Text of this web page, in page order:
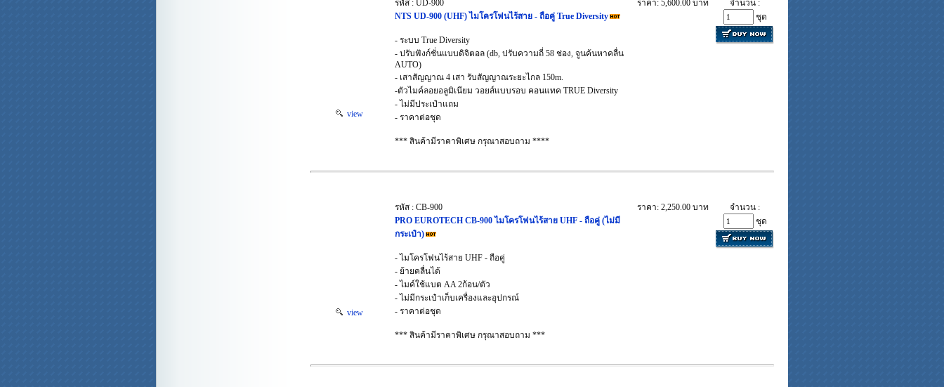
view
รหัส : UD-900
NTS UD-900 (UHF) ไมโครโฟนไร้สาย - ถือคู่ True Diversity
- ระบบ True Diversity
- ปรับฟังก์ชั่นแบบดิจิตอล (db, ปรับความถี่ 58 ช่อง, จูนค้นหาคลื่น
AUTO)
- เสาสัญญาณ 4 เสา รับสัญญาณระยะไกล 150m.
-ตัวไมค์ลอยอลูมิเนียม วอยส์แบบรอบ คอนแทค TRUE Diversity
- ไม่มีประเป๋าแถม
- ราคาต่อชุด
*** สินค้ามีราคาพิเศษ กรุณาสอบถาม ****
ราคา: 5,600.00 บาท
จำนวน :
ชุด
view
รหัส : CB-900
PRO EUROTECH CB-900 ไมโครโฟนไร้สาย UHF - ถือคู่ (ไม่มี
กระเป๋า)
- ไมโครโฟนไร้สาย UHF - ถือคู่
- ย้ายคลื่นได้
- ไมค์ใช้แบต AA 2ก้อน/ตัว
- ไม่มีกระเป๋าเก็บเครื่องและอุปกรณ์
- ราคาต่อชุด
*** สินค้ามีราคาพิเศษ กรุณาสอบถาม ***
ราคา: 2,250.00 บาท
จำนวน :
ชุด